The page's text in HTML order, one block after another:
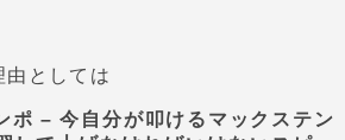
由としては
ポ – 今自分が叩けるマックステン